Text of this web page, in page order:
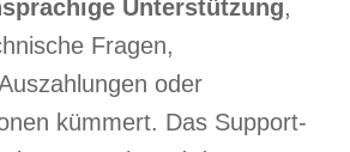
Unterstützung,
Fragen,
oder
kümmert. Das Support-